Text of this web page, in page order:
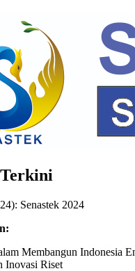
Senastek 2024
Membangun Indonesia
Inovasi Riset